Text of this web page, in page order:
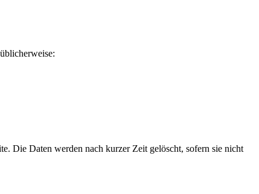
Die Daten werden nach kurzer Zeit gelöscht, sofern sie nicht